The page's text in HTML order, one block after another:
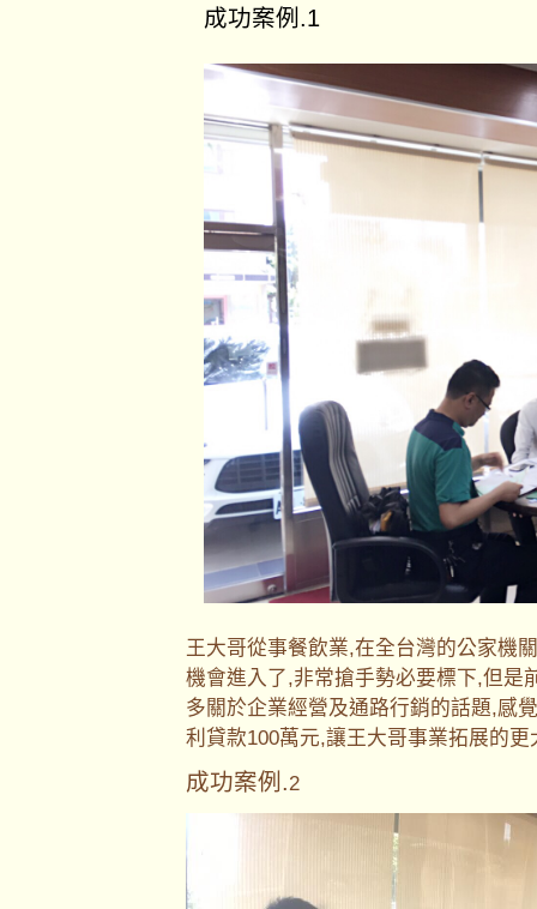
成功案例.1
王大哥從事餐飲業,在全台灣的公家機
機會進入了,非常搶手勢必要標下,但是
多關於企業經營及通路行銷的話題,感
利貸款100萬元,讓王大哥事業拓展的
成功案例.2